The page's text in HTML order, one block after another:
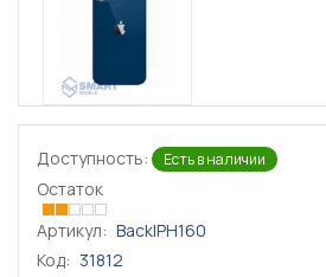
Доступность: Есть в наличии
Остаток
Артикул: BackIPH160
Код: 31812